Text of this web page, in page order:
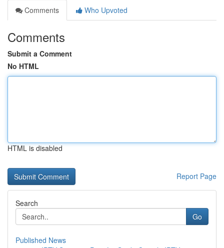
Comments
Who Upvoted
Comments
Submit a Comment
No HTML
HTML is disabled
Report Page
Search
Go
Published News